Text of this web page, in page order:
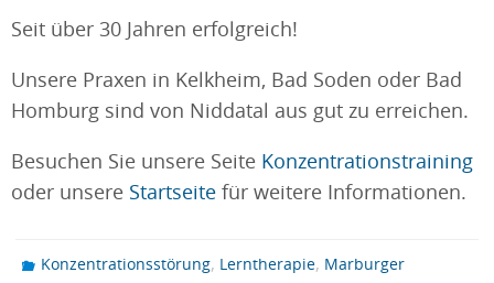
Seit über 30 Jahren erfolgreich!
Unsere Praxen in Kelkheim, Bad Soden oder Bad
Homburg sind von Niddatal aus gut zu erreichen.
Besuchen Sie unsere Seite Konzentrationstraining
oder unsere Startseite für weitere Informationen.
Konzentrationsstörung, Lerntherapie, Marburger